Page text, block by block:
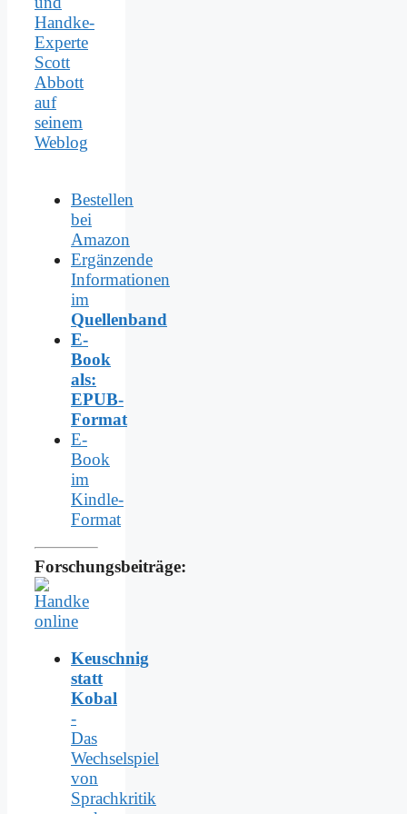
Handke-
Experte
Scott
Abbott
auf
seinem
Weblog
Bestellen
bei
Amazon
Ergänzende
Informationen
im
Quellenband
E-
Book
als:
EPUB-
Format
E-
Book
im
Kindle-
Format
Forschungsbeiträge:
Keuschnig
statt
Kobal
-
Das
Wechselspiel
von
Sprachkritik